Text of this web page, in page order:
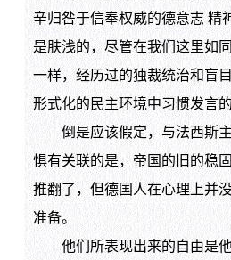
辛归咎于信奉权威的德意志 精
是肤浅的，尽管在我们这里如
一样，经历过的独裁统治和盲
形式化的民主环境中习惯发言
倒是应该假定，与法西斯主
惧有关联的是，帝国的旧的稳
推翻了，但德国人在心理上并
准备。
他们所表现出来的自由是他